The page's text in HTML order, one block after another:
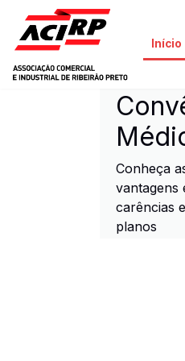
Pular para o conteúdo
Início
ACIRP -
Conheça
vantagens
carências
planos